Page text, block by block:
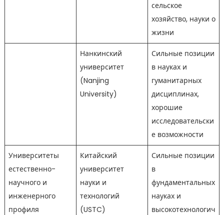
сельское
хозяйство, науки о
жизни
Нанкинский
университет
(Nanjing
University)
Сильные позиции
в науках и
гуманитарных
дисциплинах,
хорошие
исследовательски
е возможности
Университеты
естественно-
научного и
инженерного
профиля
Китайский
университет
науки и
технологий
(USTC)
Сильные позиции
в
фундаментальных
науках и
высокотехнологич